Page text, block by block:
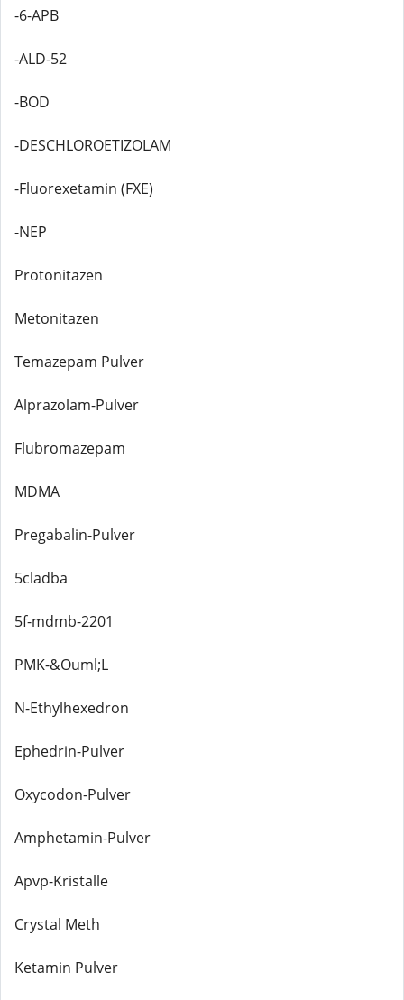
-6-APB
-ALD-52
-BOD
-DESCHLOROETIZOLAM
-Fluorexetamin (FXE)
-NEP
Protonitazen
Metonitazen
Temazepam Pulver
Alprazolam-Pulver
Flubromazepam
MDMA
Pregabalin-Pulver
5cladba
5f-mdmb-2201
PMK-&Ouml;L
N-Ethylhexedron
Ephedrin-Pulver
Oxycodon-Pulver
Amphetamin-Pulver
Apvp-Kristalle
Crystal Meth
Ketamin Pulver